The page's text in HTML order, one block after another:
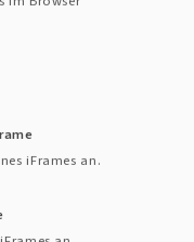
iFrames an.